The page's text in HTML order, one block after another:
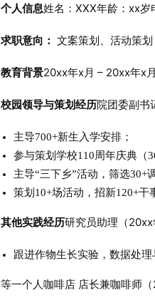
个人信息姓名：XXX年龄：xx
求职意向： 文案策划、活动策划
教育背景20xx年x月 – 20xx年x
校园领导与策划经历院团委副书
主导700+新生入学安排；
参与策划学校110周年庆典（
主导“三下乡”活动，筛选30+
策划10+场活动，招新120+干
其他实践经历研究员助理（
跟进作物生长实验，数据处理
等一个人咖啡店 店长兼咖啡师